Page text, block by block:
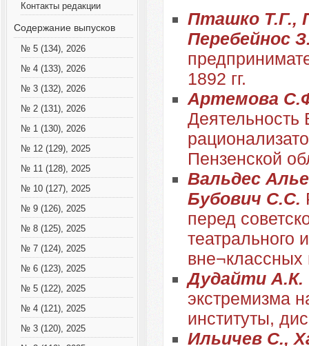
Контакты редакции
Содержание выпусков
№ 5 (134), 2026
№ 4 (133), 2026
№ 3 (132), 2026
№ 2 (131), 2026
№ 1 (130), 2026
№ 12 (129), 2025
№ 11 (128), 2025
№ 10 (127), 2025
№ 9 (126), 2025
№ 8 (125), 2025
№ 7 (124), 2025
№ 6 (123), 2025
№ 5 (122), 2025
№ 4 (121), 2025
№ 3 (120), 2025
Пташко Т.Г.,
Перебейнос
1892 гг.
Артемова
Деятельность
Пензенской
Вальдес
Бубович С.С.
перед
театрального
Дудайти А.К.
экстремизма
институты,
Ильичев С.,